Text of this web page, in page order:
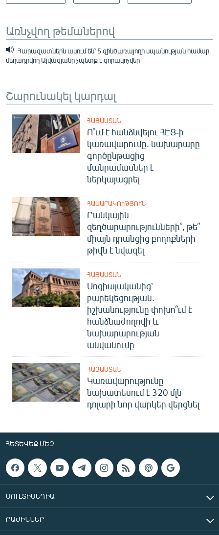
Առնչվող թեմաներով
Հարազատներն ասում են՝ 5 զինծառայողի սպանության համար
մեղադրվող Այվազյանը չպետք է զորակոչվեր
Շարունակել կարդալ
ՀԱՅԱՍՏԱՆ
Ո՞ւմ է հանձնվելու ՀԷՑ-ի
կառավարումը. նախարարը
գործընթացից
մանրամասներ է
ներկայացրել
ՀԱՍԱՐԱԿՈՒԹՅՈՒՆ
Բանկային
զեղծարարությունների՞, թե՞
միայն դրանցից բողոքների
թիվն է նվազել
ՀԱՅԱՍՏԱՆ
Սոցիալականից՝
բարեկեցության.
իշխանությունը փոխո՞ւմ է
հանձնաժողովի և
նախարարության
անվանումը
ՀԱՅԱՍՏԱՆ
Կառավարությունը
նախատեսում է 320 մլն
դոլարի նոր վարկեր վերցնել
ՀԵՏԵՎԵՔ ՄԵԶ
ՄՈՒԼՏԻՄԵԴԻԱ
ԲԱԺԻՆՆԵՐ